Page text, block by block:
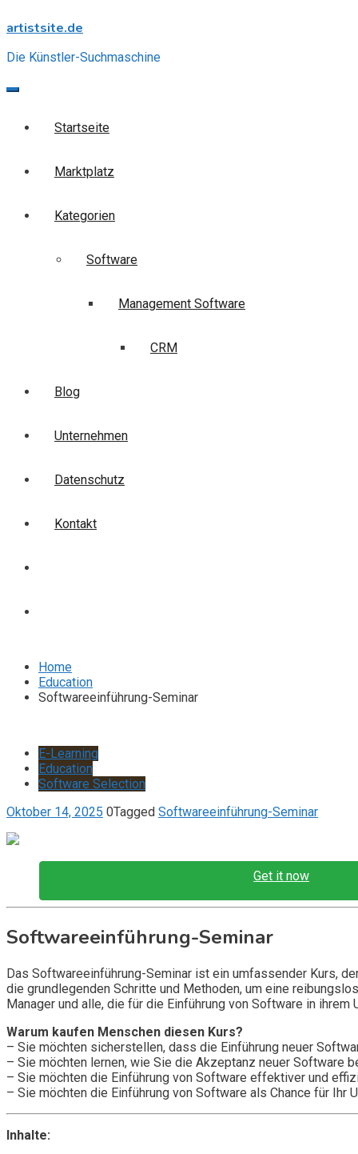
to
artistsite.de
Die Künstler-Suchmaschine
Startseite
Marktplatz
Kategorien
Software
Management Software
CRM
Blog
Unternehmen
Datenschutz
Kontakt
Home
Education
Softwareeinführung-Seminar
E-Learning
Education
Software Selection
Oktober 14, 2025 0Tagged Softwareeinführung-Seminar
Get it now
Softwareeinführung-Seminar
Das Softwareeinführung-Seminar ist ein umfassender Kurs,
die grundlegenden Schritte und Methoden, um eine
Manager und alle, die für die Einführung von Software in ihrem
Warum kaufen Menschen diesen Kurs?
– Sie möchten sicherstellen, dass die Einführung neuer
– Sie möchten lernen, wie Sie die Akzeptanz neuer Software
– Sie möchten die Einführung von Software effektiver und
– Sie möchten die Einführung von Software als Chance für Ihr
Inhalte: